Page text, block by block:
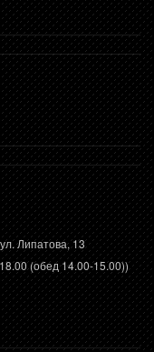
Липатова, 13
(обед 14.00-15.00))